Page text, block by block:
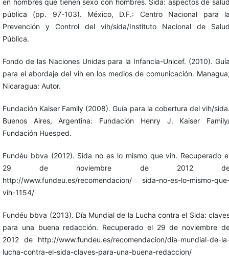
pública (pp. 97-103). México, D.F.: Centro Nacional para
Prevención y Control del vih/sida/Instituto Nacional de
Pública.
Fondo de las Naciones Unidas para la Infancia-Unicef. (2010).
para el abordaje del vih en los medios de comunicación.
Nicaragua: Autor.
Fundación Kaiser Family (2008). Guía para la cobertura del vih/
Buenos Aires, Argentina: Fundación Henry J. Kaiser
Fundación Huesped.
Fundéu bbva (2012). Sida no es lo mismo que vih. Recuperado
29 de noviembre de 2012
http://www.fundeu.es/recomendacion/ sida-no-es-lo-mismo-
vih-1154/
Fundéu bbva (2013). Día Mundial de la Lucha contra el Sida:
para una buena redacción. Recuperado el 29 de noviembre
2012 de http://www.fundeu.es/recomendacion/dia-mundial-de-
lucha-contra-el-sida-claves-para-una-buena-redaccion/